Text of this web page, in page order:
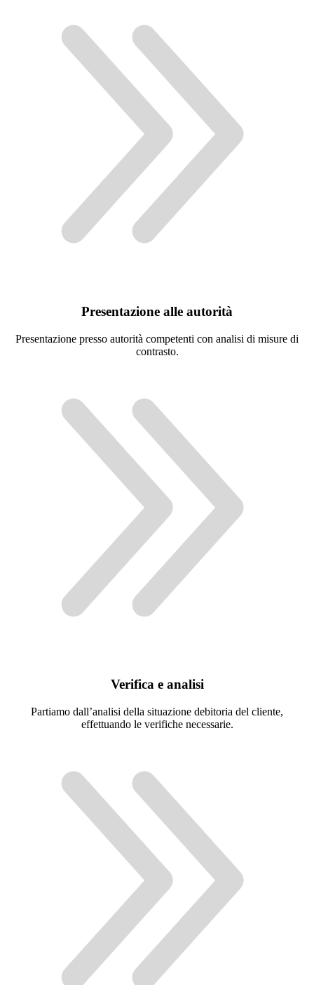
Presentazione alle autorità
Presentazione presso autorità competenti con analisi di misure di
contrasto.
Verifica e analisi
Partiamo dall’analisi della situazione debitoria del cliente,
effettuando le verifiche necessarie.